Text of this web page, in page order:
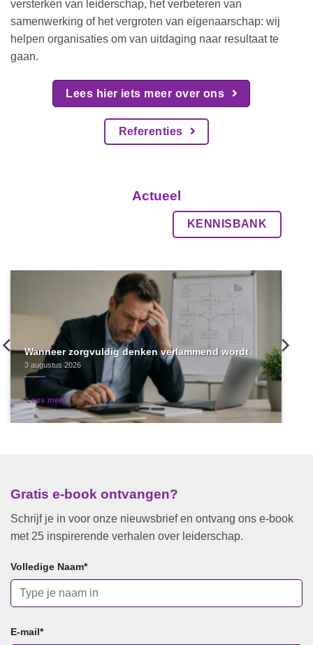
versterken van leiderschap, het verbeteren van
samenwerking of het vergroten van eigenaarschap: wij
helpen organisaties om van uitdaging naar resultaat te
gaan.
Lees hier iets meer over ons
Referenties
Actueel
KENNISBANK
Wanneer zorgvuldig denken verlammend wordt
3 augustus 2026
Lees meer
Gratis e-book ontvangen?
Schrijf je in voor onze nieuwsbrief en ontvang ons e-book
met 25 inspirerende verhalen over leiderschap.
Volledige Naam*
E-mail*